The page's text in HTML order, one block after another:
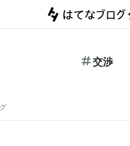
交渉